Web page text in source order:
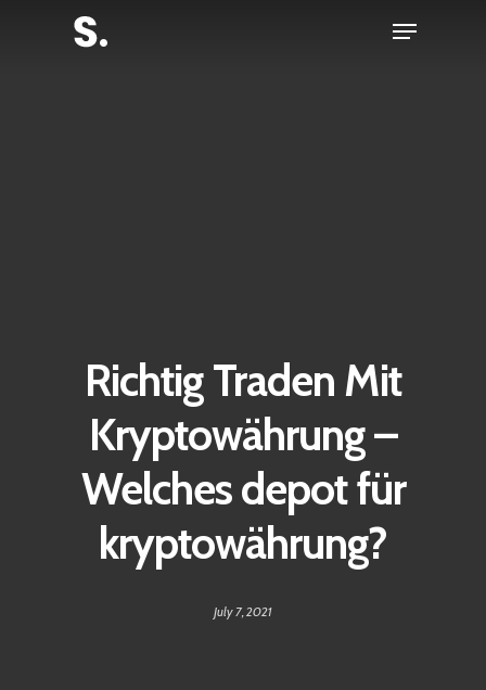
Menu
Richtig Traden Mit
Kryptowährung –
Welches depot für
kryptowährung?
July 7, 2021